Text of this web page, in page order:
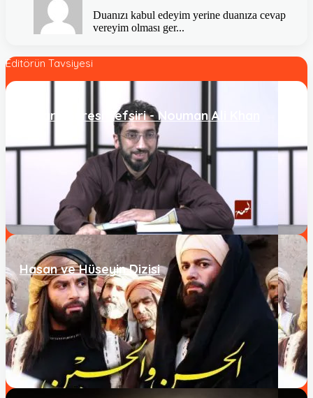
Duanızı kabul edeyim yerine duanıza cevap
vereyim olması ger...
Editörün Tavsiyesi
Bakara Suresi Tefsiri - Nouman Ali Khan
Hasan ve Hüseyin Dizisi